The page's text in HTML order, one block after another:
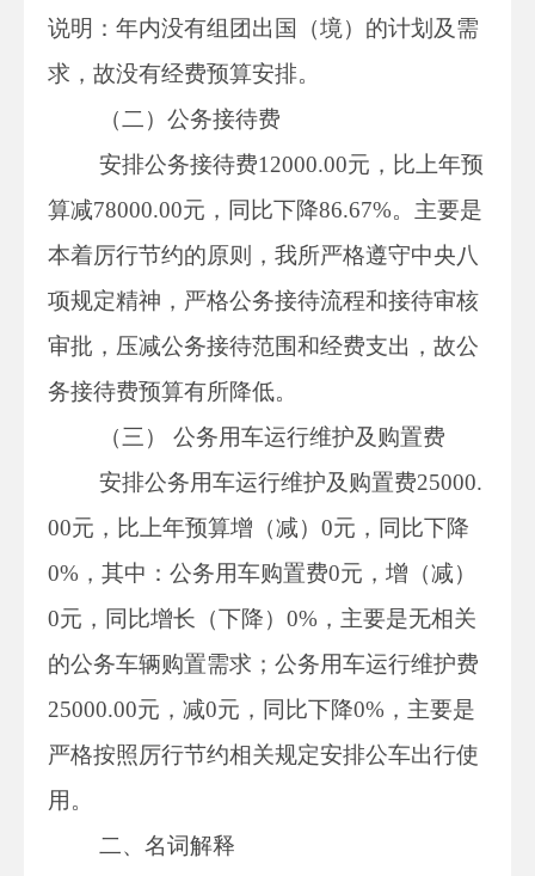
说明：年内没有组团出国（境）的计划及需
求，故没有经费预算安排。
（二）公务接待费
安排公务接待费12000.00元，比上年预
算减78000.00元，同比下降86.67%。主要是
本着厉行节约的原则，我所严格遵守中央八
项规定精神，严格公务接待流程和接待审核
审批，压减公务接待范围和经费支出，故公
务接待费预算有所降低。
（三）
公务用车运行维护及购置费
安排公务用车运行维护及购置费25000.
00元，比上年预算增（减）0元，同比下降
0%，其中：公务用车购置费0元，增（减）
0元，同比增长（下降）0%，主要是无相关
的公务车辆购置需求；公务用车运行维护费
25000.00元，减0元，同比下降0%，主要是
严格按照厉行节约相关规定安排公车出行使
用。
二、名词解释